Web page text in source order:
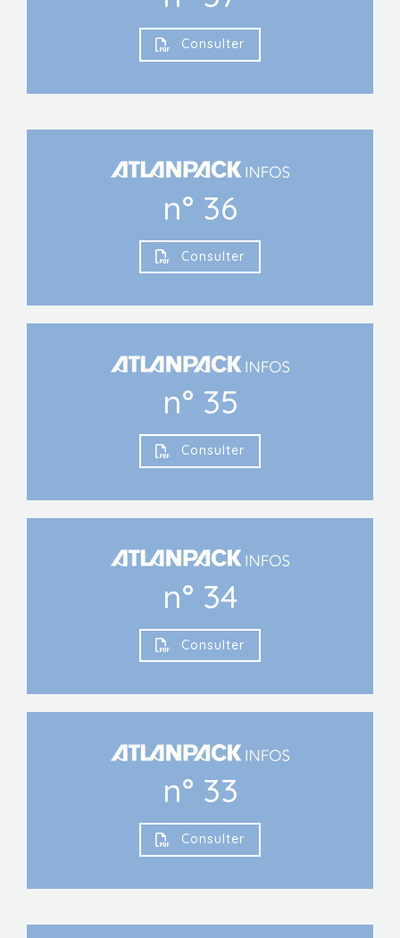
Consulter
n° 36
Consulter
n° 35
Consulter
n° 34
Consulter
n° 33
Consulter